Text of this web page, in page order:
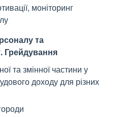
моніторинг
та
Грейдування
та змінної частини у
доходу для різних